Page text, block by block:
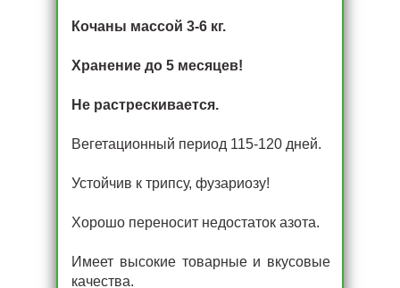
Кочаны массой 3-6 кг.
Хранение до 5 месяцев!
Не растрескивается.
Вегетационный период 115-120 дней.
Устойчив к трипсу, фузариозу!
Хорошо переносит недостаток азота.
Имеет высокие товарные и вкусовые
качества.